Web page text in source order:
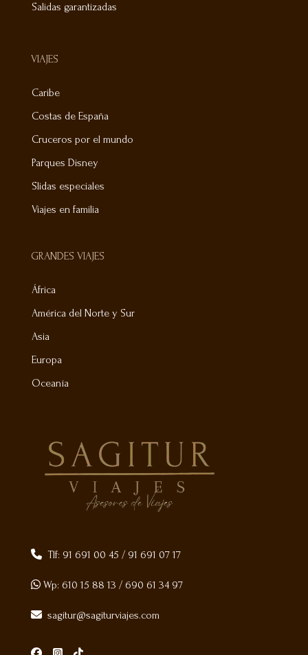
Salidas garantizadas
VIAJES
Caribe
Costas de España
Cruceros por el mundo
Parques Disney
Slidas especiales
Viajes en familia
GRANDES VIAJES
África
América del Norte y Sur
Asia
Europa
Oceanía
Tlf: 91 691 00 45 / 91 691 07 17
Wp: 610 15 88 13 / 690 61 34 97
sagitur@sagiturviajes.com